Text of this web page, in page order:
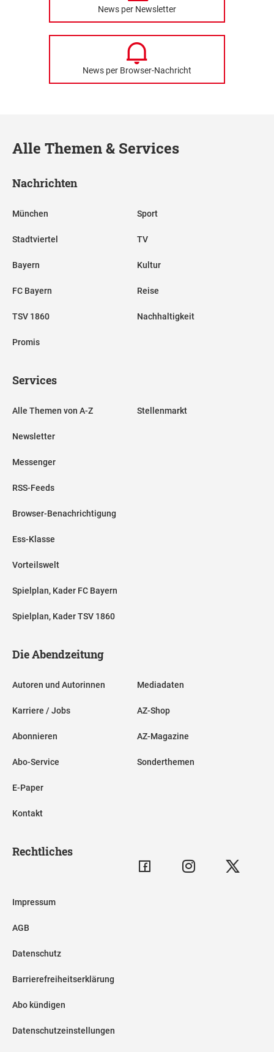
News per Newsletter
News per Browser-Nachricht
Alle Themen & Services
Nachrichten
München
Stadtviertel
Bayern
FC Bayern
TSV 1860
Promis
Sport
TV
Kultur
Reise
Nachhaltigkeit
Services
Alle Themen von A-Z
Newsletter
Messenger
RSS-Feeds
Browser-Benachrichtigung
Ess-Klasse
Vorteilswelt
Spielplan, Kader FC Bayern
Spielplan, Kader TSV 1860
Stellenmarkt
Die Abendzeitung
Autoren und Autorinnen
Karriere / Jobs
Abonnieren
Abo-Service
E-Paper
Kontakt
Mediadaten
AZ-Shop
AZ-Magazine
Sonderthemen
Rechtliches
Impressum
AGB
Datenschutz
Barrierefreiheitserklärung
Abo kündigen
Datenschutzeinstellungen